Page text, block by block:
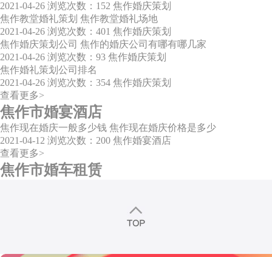
2021-04-26 浏览次数：152 焦作婚庆策划
焦作教堂婚礼策划 焦作教堂婚礼场地
2021-04-26 浏览次数：401 焦作婚庆策划
焦作婚庆策划公司 焦作的婚庆公司有哪有哪几家
2021-04-26 浏览次数：93 焦作婚庆策划
焦作婚礼策划公司排名
2021-04-26 浏览次数：354 焦作婚庆策划
查看更多>
焦作市婚宴酒店
焦作现在婚庆一般多少钱 焦作现在婚庆价格是多少
2021-04-12 浏览次数：200 焦作婚宴酒店
查看更多>
焦作市婚车租赁